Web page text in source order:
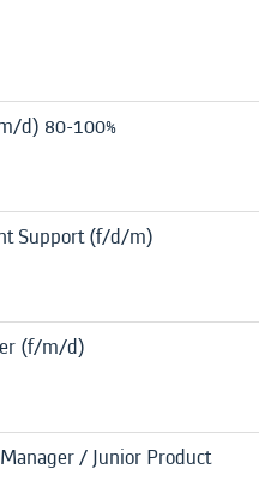
d) 80-100%
Support (f/d/m)
(f/m/d)
/ Junior Product